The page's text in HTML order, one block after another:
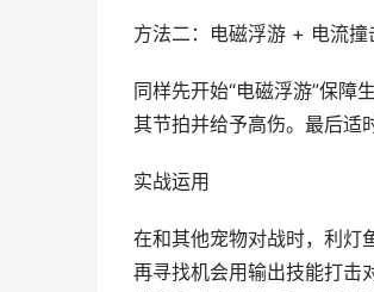
方法二：电磁浮游 + 电流
同样先开始“电磁浮游”保障
其节拍并给予高伤。最后适
实战运用
在和其他宠物对战时，利灯
再寻找机会用输出技能打击